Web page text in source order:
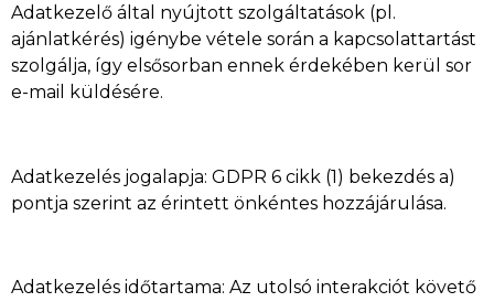
Adatkezelő által nyújtott szolgáltatások (pl.
ajánlatkérés) igénybe vétele során a kapcsolattartást
szolgálja, így elsősorban ennek érdekében kerül sor
e-mail küldésére.
Adatkezelés jogalapja: GDPR 6 cikk (1) bekezdés a)
pontja szerint az érintett önkéntes hozzájárulása.
Adatkezelés időtartama: Az utolsó interakciót követő